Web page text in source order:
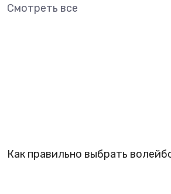
Смотреть все
Как правильно выбрать